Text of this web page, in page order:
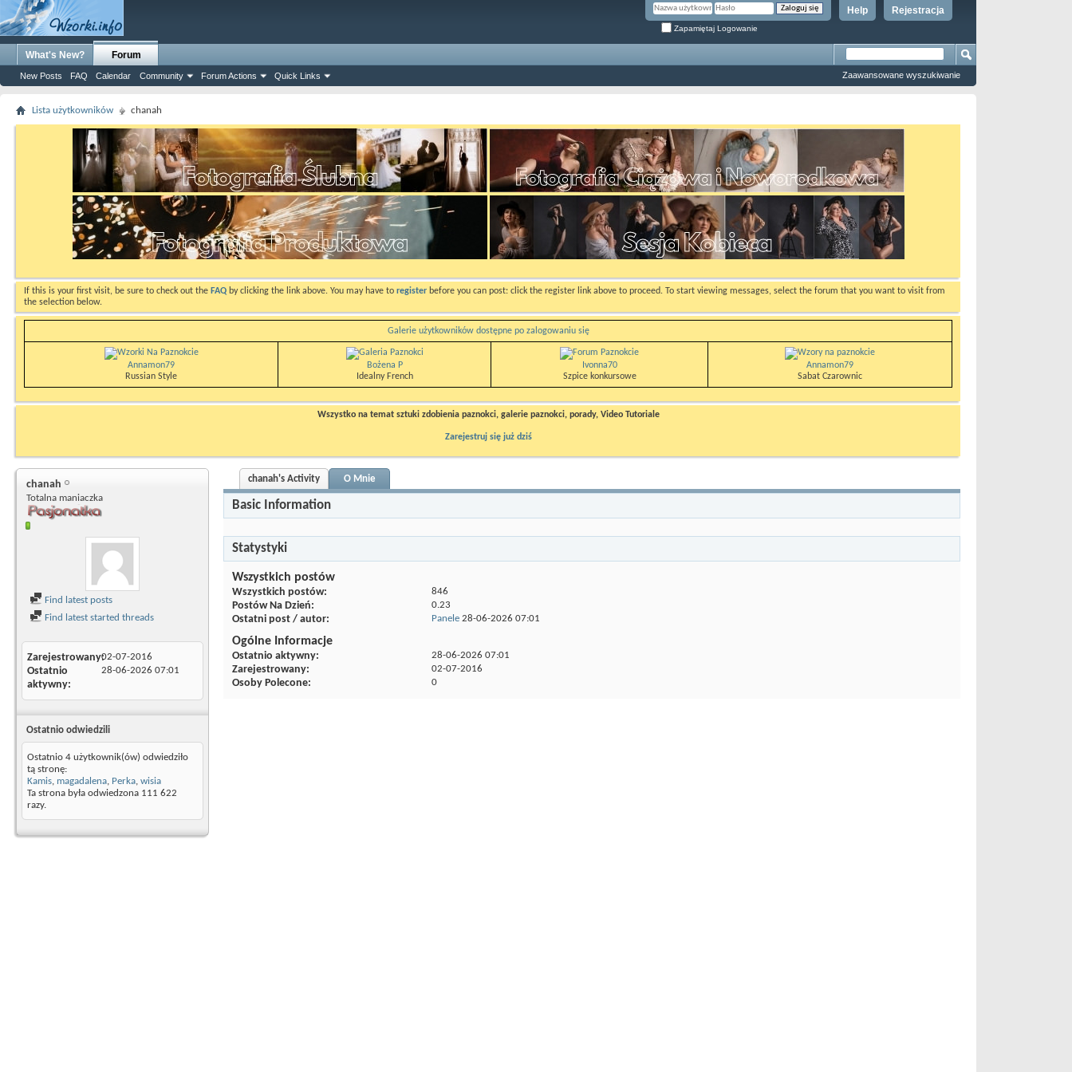
Rejestracja
Help
Zapamiętaj Logowanie
What's New? Forum
New Posts FAQ Calendar Community Forum Actions Quick Links Zaawansowane wyszukiwanie
Lista użytkowników chanah
If this is your first visit, be sure to check out the FAQ by clicking the link above. You may have to register before you can post: click the register link above to proceed. To start viewing messages, select the forum that you want to visit from
the selection below.
Galerie użytkowników dostępne po zalogowaniu się
Annamon79
Russian Style
Bożena P
Idealny French
Ivonna70
Szpice konkursowe
Annamon79
Sabat Czarownic
Wszystko na temat sztuki zdobienia paznokci, galerie paznokci, porady, Video Tutoriale
Zarejestruj się już dziś
chanah
Totalna maniaczka
Find latest posts
Find latest started threads
Zarejestrowany02-07-2016
Ostatnio
aktywny
28-06-2026 07:01
Ostatnio odwiedzili
Ostatnio 4 użytkownik(ów) odwiedziło
tą stronę:
Kamis, magadalena, Perka, wisia
Ta strona była odwiedzona 111 622
razy.
chanah's Activity O Mnie
Basic Information
Statystyki
Wszystkich postów
Wszystkich postów 846
Postów Na Dzień 0.23
Ostatni post / autor Panele 28-06-2026 07:01
Ogólne Informacje
Ostatnio aktywny 28-06-2026 07:01
Zarejestrowany 02-07-2016
Osoby Polecone 0